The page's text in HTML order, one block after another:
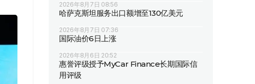
2026年8月7日 08:56
哈萨克斯坦服务出口额增至130亿美元
2026年8月7日 07:36
国际油价6日上涨
2026年8月6日 20:52
惠誉评级授予MyCar Finance长期国际信
用评级